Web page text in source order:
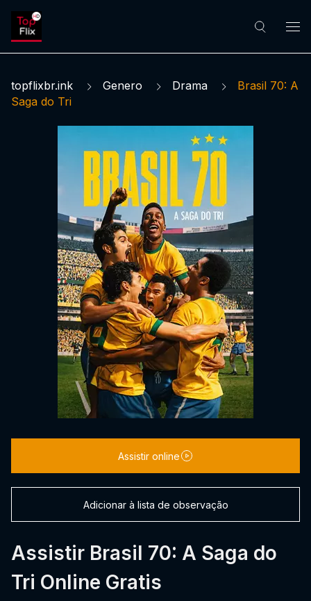
topflixbr.ink Genero Drama
Brasil 70: A
Saga do Tri
Assistir Brasil 70: A Saga do
Tri Online Gratis
Assistir online
Adicionar à lista de observação